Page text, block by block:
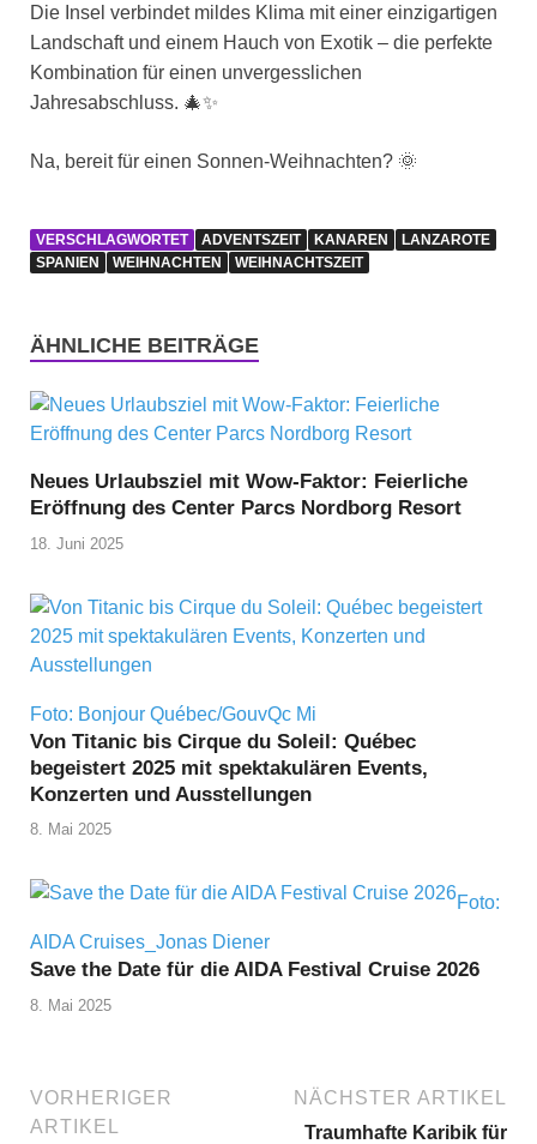
Die Insel verbindet mildes Klima mit einer einzigartigen
Landschaft und einem Hauch von Exotik – die perfekte
Kombination für einen unvergesslichen
Jahresabschluss. 🎄✨
Na, bereit für einen Sonnen-Weihnachten? 🌞
VERSCHLAGWORTET ADVENTSZEIT KANAREN
LANZAROTE
SPANIEN
WEIHNACHTEN WEIHNACHTSZEIT
ÄHNLICHE BEITRÄGE
Neues Urlaubsziel mit Wow-Faktor: Feierliche
Eröffnung des Center Parcs Nordborg Resort
18. Juni 2025
Foto: Bonjour Québec/GouvQc Mi
Von Titanic bis Cirque du Soleil: Québec
begeistert 2025 mit spektakulären Events,
Konzerten und Ausstellungen
8. Mai 2025
Foto:
AIDA Cruises_Jonas Diener
Save the Date für die AIDA Festival Cruise 2026
8. Mai 2025
VORHERIGER
ARTIKEL
NÄCHSTER ARTIKEL
Traumhafte Karibik für